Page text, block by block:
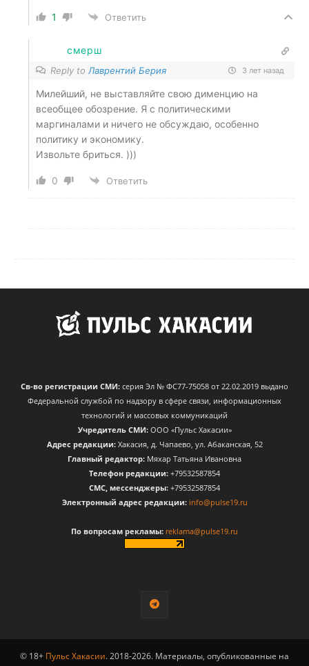
1 Ответить
смерш
Reply to Лаврентий Берия 3 лет назад
Милейший, не выставляйте свою дименцию на
всеобщее обозрение. Я с политическими
маргиналами и ничего не обсуждаю, особенно
политику и экономику.
Извольте бриться. )))
0 Ответить
Св-во регистрации СМИ: серия Эл № ФС77-75058 от 22.02.2019 выдано
Федеральной службой по надзору в сфере связи, информационных
технологий и массовых коммуникаций
Учредитель СМИ:ООО «Пульс Хакасии»
Адрес редакции:Хакасия, д. Чапаево, ул. Абаканская, 52
Главный редактор: Мяхар Татьяна Ивановна
Телефон редакции: +79532587854
CМС, мессенджеры: +79532587854
Электронный адрес редакции: info@pulse19.ru
По вопросам рекламы: reklama@pulse19.ru
© 18+ Пульс Хакасии. 2018-2026. Материалы, опубликованные на